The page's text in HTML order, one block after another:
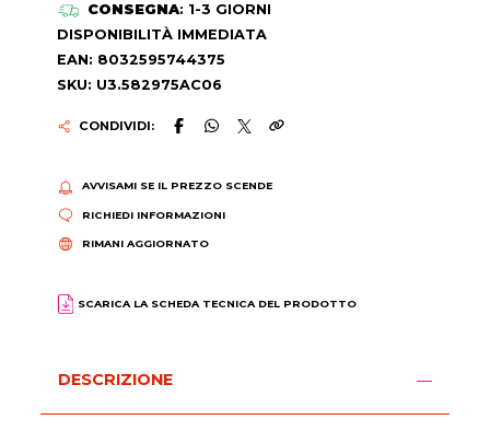
CONSEGNA: 1-3 GIORNI
DISPONIBILITÀ IMMEDIATA
EAN: 8032595744375
SKU: U3.582975AC06
CONDIVIDI:
AVVISAMI SE IL PREZZO SCENDE
RICHIEDI INFORMAZIONI
RIMANI AGGIORNATO
SCARICA LA SCHEDA TECNICA DEL PRODOTTO
DESCRIZIONE